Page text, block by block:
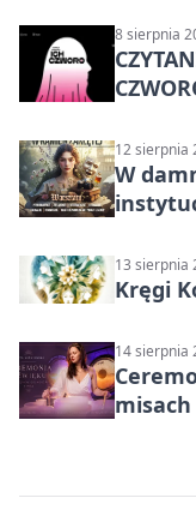
8 sierpnia
12 sierpnia
W
13 sierpnia
Kręgi
14 sierpnia
misach